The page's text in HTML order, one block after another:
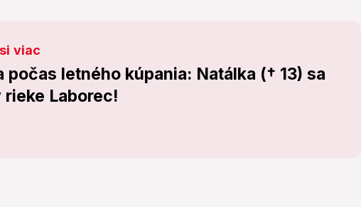
viac
počas letného kúpania: Natálka († 13) sa
rieke Laborec!